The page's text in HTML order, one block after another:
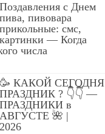
Поздавления с Днем
пива, пивовара
прикольные: смс,
картинки — Когда
числа
🥳 КАКОЙ СЕГОДНЯ
ПРАЗДНИК ? 👇👇 —
ПРАЗДНИКИ в
АВГУСТЕ 🌺 |